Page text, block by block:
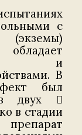
с
и
В
был
в двух 
в стадии